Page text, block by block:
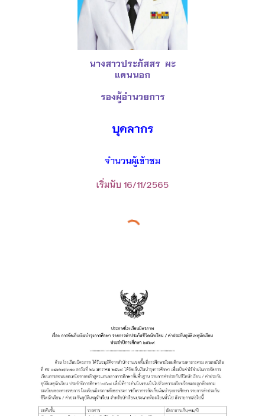
นางสาวประภัสสร ผะ
แดนนอก
รองผู้อำนวยการ
บุคลากร
จำนวนผู้เข้าชม
เริ่มนับ 16/11/2565